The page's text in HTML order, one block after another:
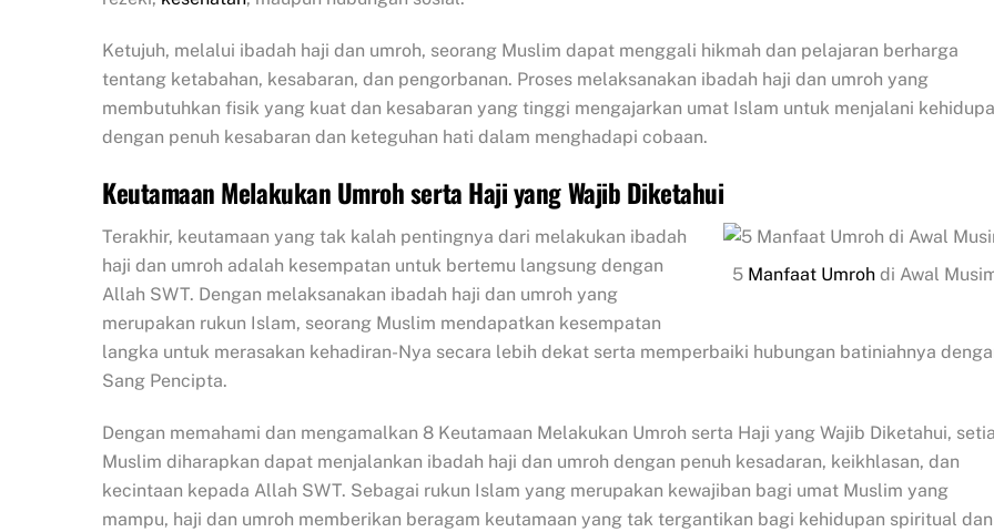
Ketujuh, melalui ibadah haji dan umroh, seorang Muslim dapat menggali hikmah dan pelajaran berharga
tentang ketabahan, kesabaran, dan pengorbanan. Proses melaksanakan ibadah haji dan umroh yang
membutuhkan fisik yang kuat dan kesabaran yang tinggi mengajarkan umat Islam untuk menjalani
dengan penuh kesabaran dan keteguhan hati dalam menghadapi cobaan.
Keutamaan Melakukan Umroh serta Haji yang Wajib Diketahui
5 Manfaat Umrohdi Awal
Terakhir, keutamaan yang tak kalah pentingnya dari melakukan ibadah
haji dan umroh adalah kesempatan untuk bertemu langsung dengan
Allah SWT. Dengan melaksanakan ibadah haji dan umroh yang
merupakan rukun Islam, seorang Muslim mendapatkan kesempatan
langka untuk merasakan kehadiran-Nya secara lebih dekat serta memperbaiki hubungan batiniahnya
Sang Pencipta.
Dengan memahami dan mengamalkan 8 Keutamaan Melakukan Umroh serta Haji yang Wajib Diketahui,
Muslim diharapkan dapat menjalankan ibadah haji dan umroh dengan penuh kesadaran, keikhlasan, dan
kecintaan kepada Allah SWT. Sebagai rukun Islam yang merupakan kewajiban bagi umat Muslim yang
mampu, haji dan umroh memberikan beragam keutamaan yang tak tergantikan bagi kehidupan spiritual dan